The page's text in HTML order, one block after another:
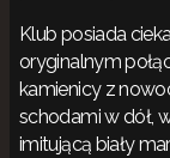
Klub posiada
oryginalnym
kamienicy z
schodami w dół,
imitującą biały